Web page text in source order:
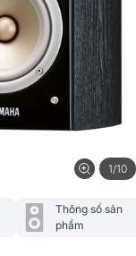
1/10
Thông số sản
phẩm